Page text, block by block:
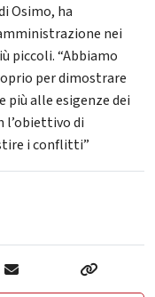
Osimo, ha
nei
piccoli. “Abbiamo
per dimostrare
alle esigenze dei
l’obiettivo di
i conflitti”